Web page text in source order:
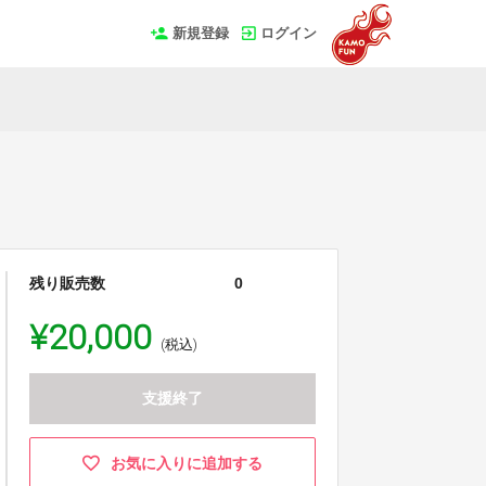
新規登録 ログイン
残り販売数 0
¥20,000 (税込)
支援終了
お気に入りに追加する